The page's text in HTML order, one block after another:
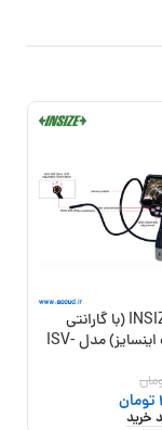
بروسکوپ INSIZE (با گارانتی
رسمی شرکت اینسایز) مدل ISV-
تومان
خرید